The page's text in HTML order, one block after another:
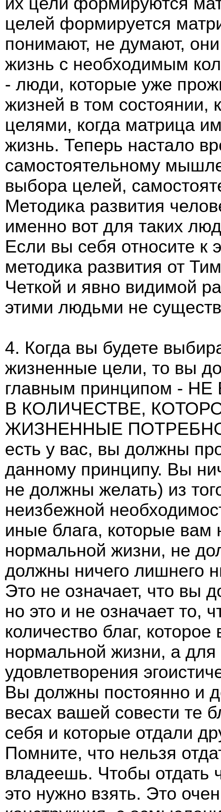
целей формируется
понимают, не думают,
жизнь с необходимым
- люди, которые уже
жизней в том состоянии,
целями, когда матрица
жизнь. Теперь настало
самостоятельному
выбора целей,
Методика развития
именно вот для таких
Если вы себя относите к
методика развития от
Четкой и явно видимой
этими людьми не
4. Когда вы будете
жизненные цели, то вы
главным принципом -
В КОЛИЧЕСТВЕ,
ЖИЗНЕННЫЕ
есть у вас, вы должны
данному принципу. Вы
не должны желать) из
неизбежной
иные блага, которые
нормальной жизни, не
должны ничего лишнего
Это не означает, что вы
но это и не означает то,
количество благ,
нормальной жизни, а
удовлетворения
Вы должны постоянно и
весах вашей совести те
себя и которые отдали
Помните, что нельзя
владеешь. Чтобы отдать
это нужно взять. Это